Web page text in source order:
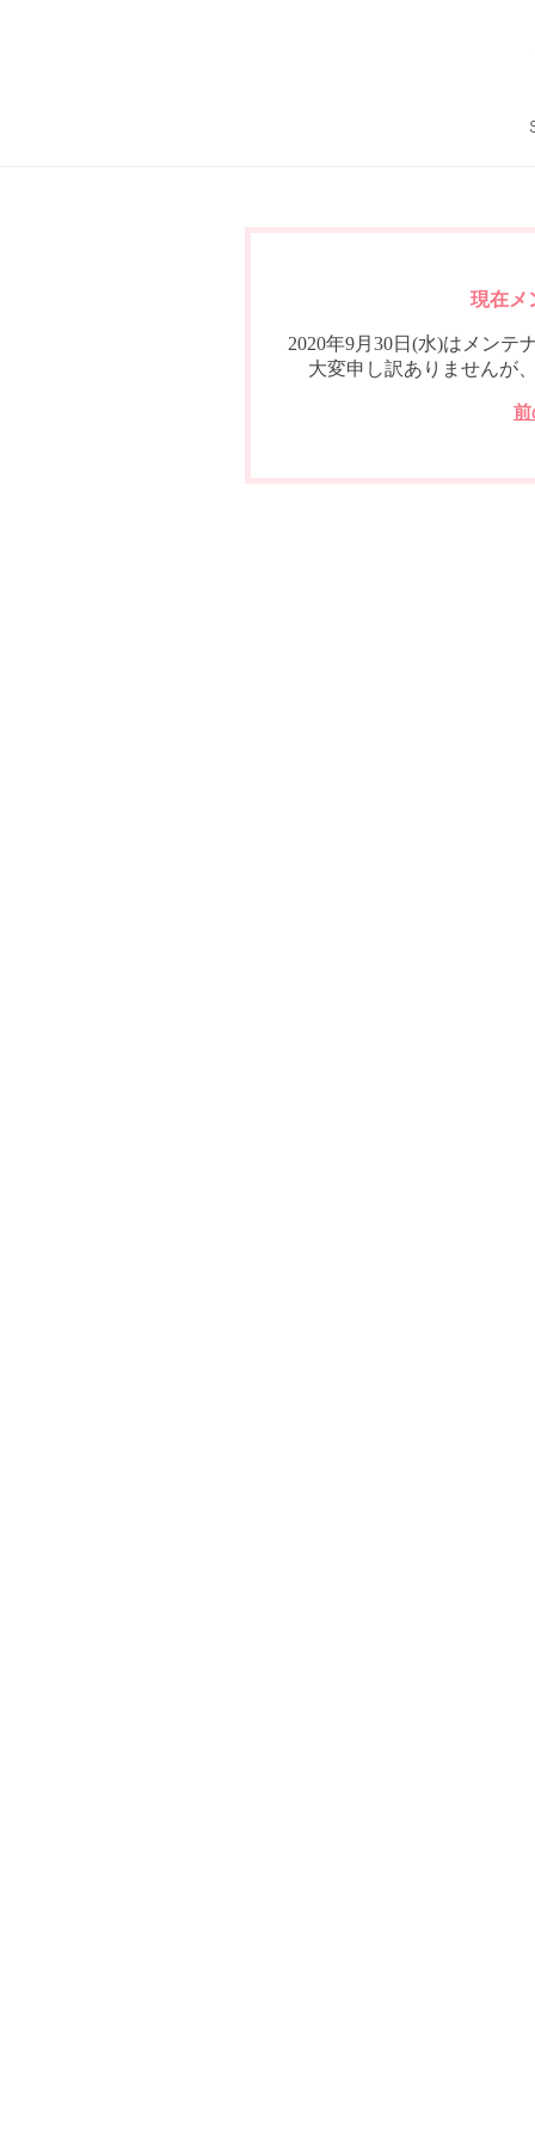
現在メ
2020年9月30日(水)はメンテ
大変申し訳ありませんが
前